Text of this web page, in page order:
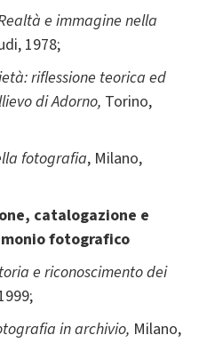
e immagine nella
1978;
riflessione teorica ed
di Adorno, Torino,
fotografia, Milano,
catalogazione e
fotografico
e riconoscimento dei
in archivio, Milano,